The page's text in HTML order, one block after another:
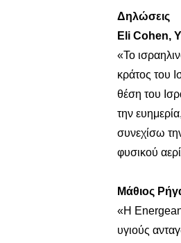
Δηλώσεις
Eli Cohen,
«Το
κράτος του
θέση του
την
συνεχίσω
φυσικού
Μάθιος
«Η Energean
υγιούς